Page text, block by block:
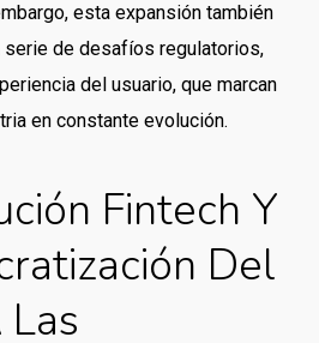
esta expansión también
serie de desafíos regulatorios,
del usuario, que marcan
en constante evolución.
Fintech Y
Del